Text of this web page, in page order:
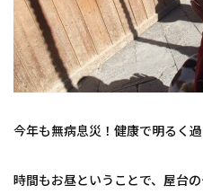
今年も無病息災！健康で明るく
時間もお昼ということで、屋台